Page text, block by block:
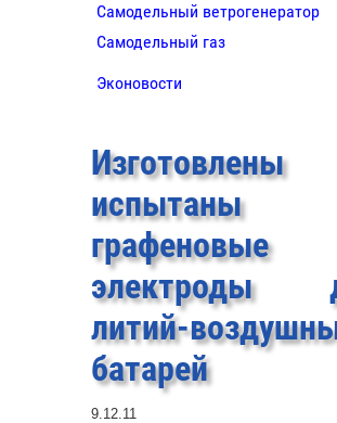
Самодельный ветрогенератор
Самодельный газ
Эконовости
испытаны
графеновые
электроды
литий-
батарей
9.12.11